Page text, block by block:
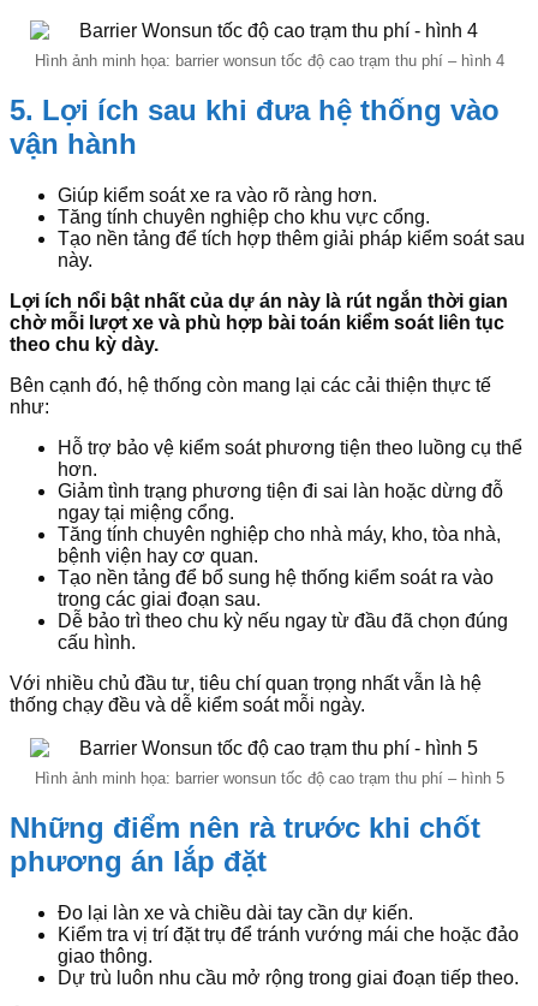
Hình ảnh minh họa: barrier wonsun tốc độ cao trạm thu phí – hình 4
5. Lợi ích sau khi đưa hệ thống vào
vận hành
Giúp kiểm soát xe ra vào rõ ràng hơn.
Tăng tính chuyên nghiệp cho khu vực cổng.
Tạo nền tảng để tích hợp thêm giải pháp kiểm soát sau
này.
Lợi ích nổi bật nhất của dự án này là rút ngắn thời gian
chờ mỗi lượt xe và phù hợp bài toán kiểm soát liên tục
theo chu kỳ dày.
Bên cạnh đó, hệ thống còn mang lại các cải thiện thực tế
như:
Hỗ trợ bảo vệ kiểm soát phương tiện theo luồng cụ thể
hơn.
Giảm tình trạng phương tiện đi sai làn hoặc dừng đỗ
ngay tại miệng cổng.
Tăng tính chuyên nghiệp cho nhà máy, kho, tòa nhà,
bệnh viện hay cơ quan.
Tạo nền tảng để bổ sung hệ thống kiểm soát ra vào
trong các giai đoạn sau.
Dễ bảo trì theo chu kỳ nếu ngay từ đầu đã chọn đúng
cấu hình.
Với nhiều chủ đầu tư, tiêu chí quan trọng nhất vẫn là hệ
thống chạy đều và dễ kiểm soát mỗi ngày.
Hình ảnh minh họa: barrier wonsun tốc độ cao trạm thu phí – hình 5
Những điểm nên rà trước khi chốt
phương án lắp đặt
Đo lại làn xe và chiều dài tay cần dự kiến.
Kiểm tra vị trí đặt trụ để tránh vướng mái che hoặc đảo
giao thông.
Dự trù luôn nhu cầu mở rộng trong giai đoạn tiếp theo.